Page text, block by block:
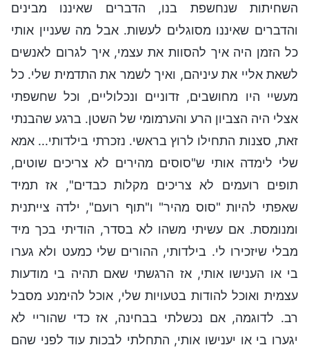
השחיתות שנחשפת בנו, הדברים שאיננו מבינים
והדברים שאיננו מסוגלים לעשות. אבל מה שעניין אותי
כל הזמן היה איך להסוות את עצמי, איך לגרום לאנשים
לשאת אליי את עיניהם, ואיך לשמר את התדמית שלי. כל
מעשיי היו מחושבים, זדוניים ונכלוליים, וכל שחשפתי
אצלי היה הצביון הרע והערמומי של השטן. ברגע שהבנתי
זאת, סצנות התחילו לרוץ בראשי. נזכרתי בילדותי... אמא
שלי לימדה אותי ש"סוסים מהירים לא צריכים שוטים,
תופים רועמים לא צריכים מקלות כבדים", אז תמיד
שאפתי להיות "סוס מהיר" ו"תוף רועם", ילדה צייתנית
ומנומסת. אם עשיתי משהו לא בסדר, הודיתי בכך מיד
מבלי שיזכירו לי. בילדותי, ההורים שלי כמעט ולא גערו
בי או הענישו אותי, אז הרגשתי שאם תהיה בי מודעות
עצמית ואוכל להודות בטעויות שלי, אוכל להימנע מסבל
רב. לדוגמה, אם נכשלתי בבחינה, אז כדי שהוריי לא
יגערו בי או יענישו אותי, התחלתי לבכות עוד לפני שהם